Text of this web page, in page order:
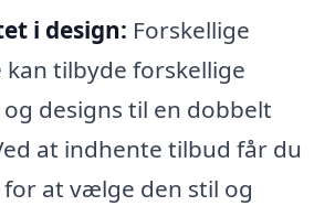
i design: Forskellige
tilbyde forskellige
designs til en dobbelt
at indhente tilbud får du
at vælge den stil og